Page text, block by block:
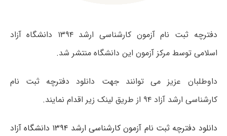
دفترچه ثبت نام آزمون کارشناسی ارشد ۱۳۹۴ دانشگاه آزاد
اسلامی توسط مرکز آزمون این دانشگاه منتشر شد.
داوطلبان عزیز می توانند جهت دانلود دفترچه ثبت نام
کارشناسی ارشد آزاد ۹۴ از طریق لینک زیر اقدام نمایند.
دانلود دفترچه ثبت نام آزمون کارشناسی ارشد ۱۳۹۴ دانشگاه آزاد